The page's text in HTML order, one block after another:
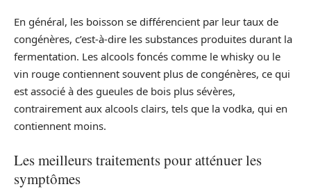
En général, les boisson se différencient par leur taux de
congénères, c’est-à-dire les substances produites durant la
fermentation. Les alcools foncés comme le whisky ou le
vin rouge contiennent souvent plus de congénères, ce qui
est associé à des gueules de bois plus sévères,
contrairement aux alcools clairs, tels que la vodka, qui en
contiennent moins.
Les meilleurs traitements pour atténuer les
symptômes